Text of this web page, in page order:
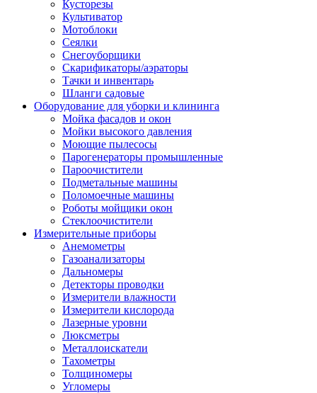
Кусторезы
Культиватор
Мотоблоки
Сеялки
Снегоуборщики
Скарификаторы/аэраторы
Тачки и инвентарь
Шланги садовые
Оборудование для уборки и клининга
Мойка фасадов и окон
Мойки высокого давления
Моющие пылесосы
Парогенераторы промышленные
Пароочистители
Подметальные машины
Поломоечные машины
Роботы мойщики окон
Стеклоочистители
Измерительные приборы
Анемометры
Газоанализаторы
Дальномеры
Детекторы проводки
Измерители влажности
Измерители кислорода
Лазерные уровни
Люксметры
Металлоискатели
Тахометры
Толщиномеры
Угломеры